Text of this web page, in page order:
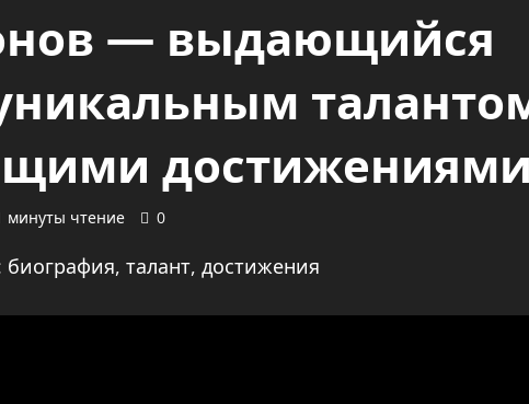
— выдающийся
достижениями
минуты чтение 0